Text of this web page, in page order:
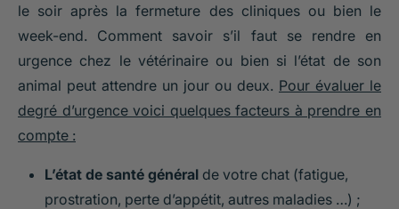
le soir après la fermeture des cliniques ou bien le
week-end. Comment savoir s’il faut se rendre en
urgence chez le vétérinaire ou bien si l’état de son
animal peut attendre un jour ou deux. Pour évaluer le
degré d’urgence voici quelques facteurs à prendre en
compte :
L’état de santé général de votre chat (fatigue,
prostration, perte d’appétit, autres maladies …) ;